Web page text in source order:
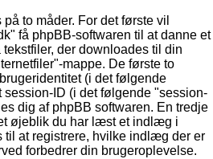
to måder. For det første vil
få phpBB-softwaren til at danne et
der downloades til din
mappe. De første to
(i det følgende
session-ID (i det følgende "session-
dig af phpBB softwaren. En tredje
øjeblik du har læst et indlæg i
til at registrere, hvilke indlæg der er
forbedrer din brugeroplevelse.